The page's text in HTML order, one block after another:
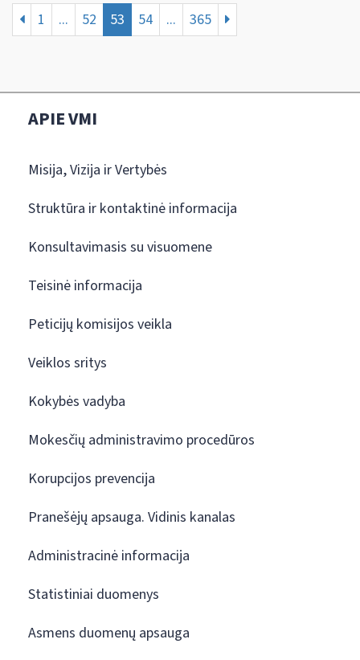
1 ... 52 53 54 ... 365
APIE VMI
Misija, Vizija ir Vertybės
Struktūra ir kontaktinė informacija
Konsultavimasis su visuomene
Teisinė informacija
Peticijų komisijos veikla
Veiklos sritys
Kokybės vadyba
Mokesčių administravimo procedūros
Korupcijos prevencija
Pranešėjų apsauga. Vidinis kanalas
Administracinė informacija
Statistiniai duomenys
Asmens duomenų apsauga